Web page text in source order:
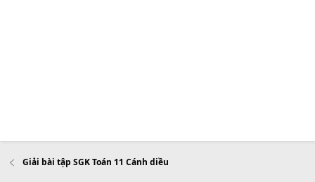
Giải bài tập SGK Toán 11 Cánh diều